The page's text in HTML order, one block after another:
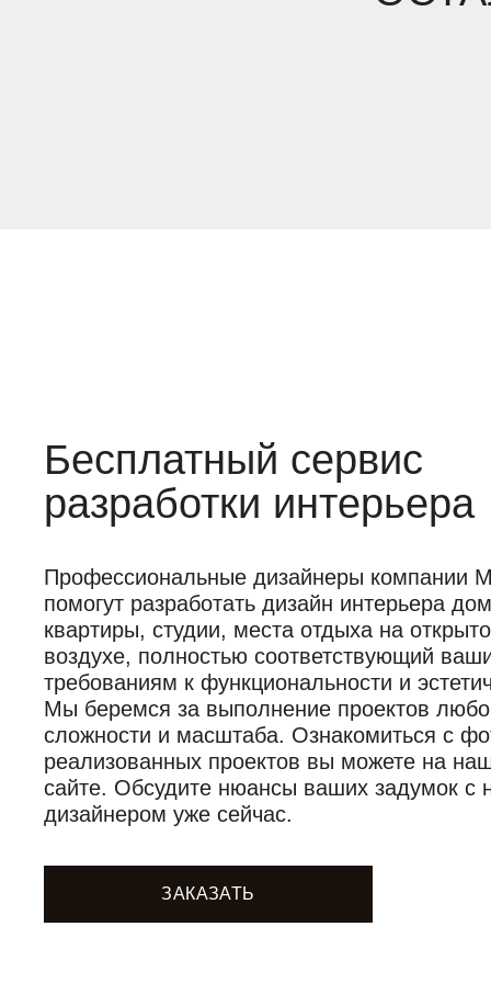
Бесплатный сервис
разработки интерьера
Профессиональные дизайнеры компании
помогут разработать дизайн интерьера
квартиры, студии, места отдыха на
воздухе, полностью соответствующий
требованиям к функциональности и
Мы беремся за выполнение проектов
сложности и масштаба. Ознакомиться с
реализованных проектов вы можете на
сайте. Обсудите нюансы ваших задумок с
дизайнером уже сейчас.
ЗАКАЗАТЬ